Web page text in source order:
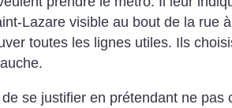
Lazare visible au bout de la rue
toutes les lignes utiles. Ils
se justifier en prétendant ne pas